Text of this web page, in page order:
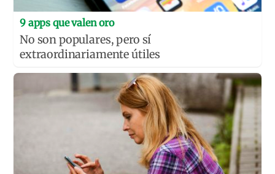
9 apps que valen oro
No son populares, pero sí
extraordinariamente útiles